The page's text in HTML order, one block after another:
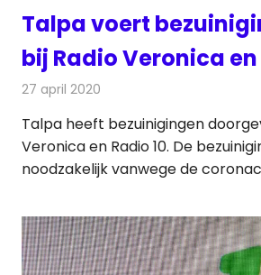
Talpa voert
bij Radio Veronica en
27 april 2020
Talpa heeft bezuinigingen
Veronica en Radio 10. De
noodzakelijk vanwege de